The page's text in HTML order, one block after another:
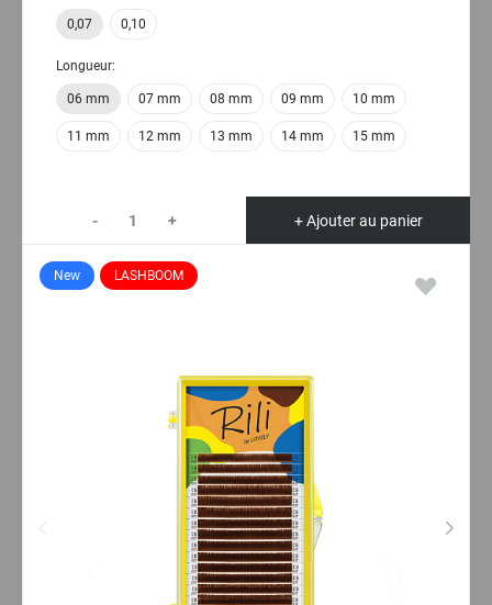
0,07 0,10
Longueur:
06 mm 07 mm 08 mm 09 mm 10 mm
11 mm 12 mm 13 mm 14 mm 15 mm
- + + Ajouter au panier
New LASHBOOM